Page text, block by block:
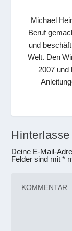
Michael
Beruf
und
Welt. Den
2007 und
Deine E-Mail-
Felder sind mit*